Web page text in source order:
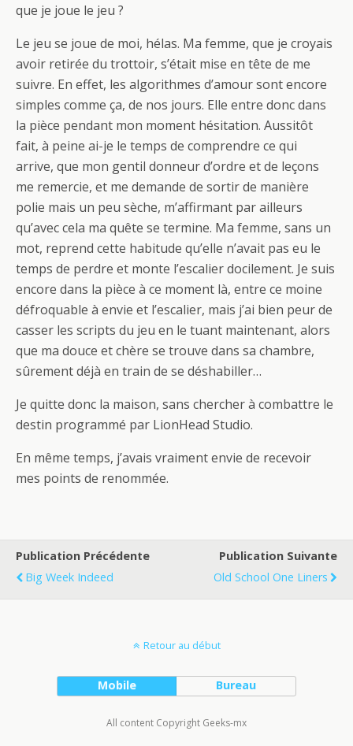
que je joue le jeu ?
Le jeu se joue de moi, hélas. Ma femme, que je croyais
avoir retirée du trottoir, s’était mise en tête de me
suivre. En effet, les algorithmes d’amour sont encore
simples comme ça, de nos jours. Elle entre donc dans
la pièce pendant mon moment hésitation. Aussitôt
fait, à peine ai-je le temps de comprendre ce qui
arrive, que mon gentil donneur d’ordre et de leçons
me remercie, et me demande de sortir de manière
polie mais un peu sèche, m’affirmant par ailleurs
qu’avec cela ma quête se termine. Ma femme, sans un
mot, reprend cette habitude qu’elle n’avait pas eu le
temps de perdre et monte l’escalier docilement. Je suis
encore dans la pièce à ce moment là, entre ce moine
défroquable à envie et l’escalier, mais j’ai bien peur de
casser les scripts du jeu en le tuant maintenant, alors
que ma douce et chère se trouve dans sa chambre,
sûrement déjà en train de se déshabiller…
Je quitte donc la maison, sans chercher à combattre le
destin programmé par LionHead Studio.
En même temps, j’avais vraiment envie de recevoir
mes points de renommée.
Publication Précédente
Big Week Indeed
Publication Suivante
Old School One Liners
Retour au début
Mobile Bureau
All content Copyright Geeks-mx